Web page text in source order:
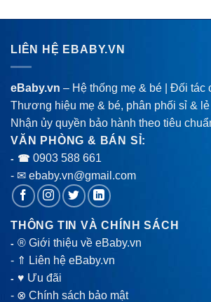
LIÊN HỆ EBABY.VN
eBaby.vn – Hệ thống mẹ & bé | Đối tác
Thương hiệu mẹ & bé, phân phối sỉ & lẻ
Nhận ủy quyền bảo hành theo tiêu
VĂN PHÒNG & BÁN SỈ:
- ☎ 0903 588 661
- ✉ ebaby.vn@gmail.com
THÔNG TIN VÀ CHÍNH SÁCH
-® Giới thiệu về eBaby.vn
- ⇑ Liên hệ eBaby.vn
-♥ Ưu đãi
- ⊗ Chính sách bảo mật